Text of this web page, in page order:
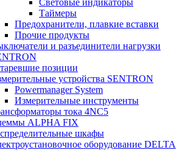
Световые индикаторы
Таймеры
Предохранители, плавкие вставки
Прочие продукты
и разъединители нагрузки
позиции
устройства SENTRON
Powermanager System
Измерительные инструменты
тока 4NC5
ALPHA FIX
шкафы
оборудование DELTA